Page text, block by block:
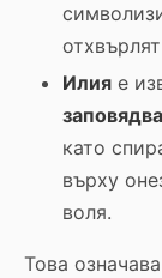
Илия е
като
върху
воля.
Това